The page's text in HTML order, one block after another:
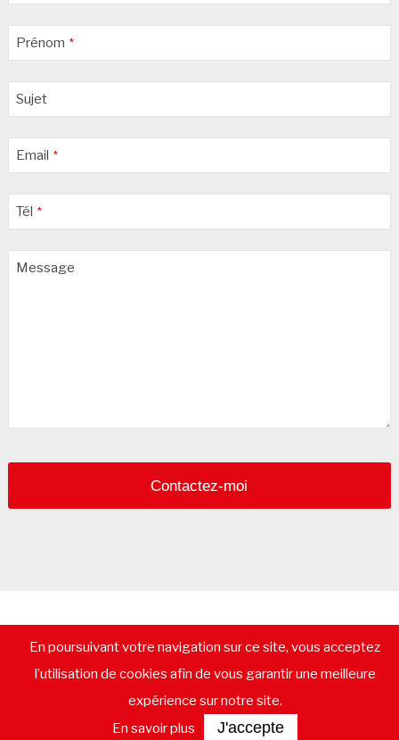
Prénom *
Sujet
Email *
Tél *
Email *
Message
Contactez-moi
légales-Plan de Site-Recrutement-Calculatrice de prêt
immobilier
Vendre un immeuble Location pure
Gestion
locative-Lexique immobilier commercial-Les départements
Contactez-nous
En poursuivant votre navigation sur ce site, vous acceptez
l’utilisation de cookies afin de vous garantir une meilleure
expérience sur notre site.
En savoir plus
J'accepte